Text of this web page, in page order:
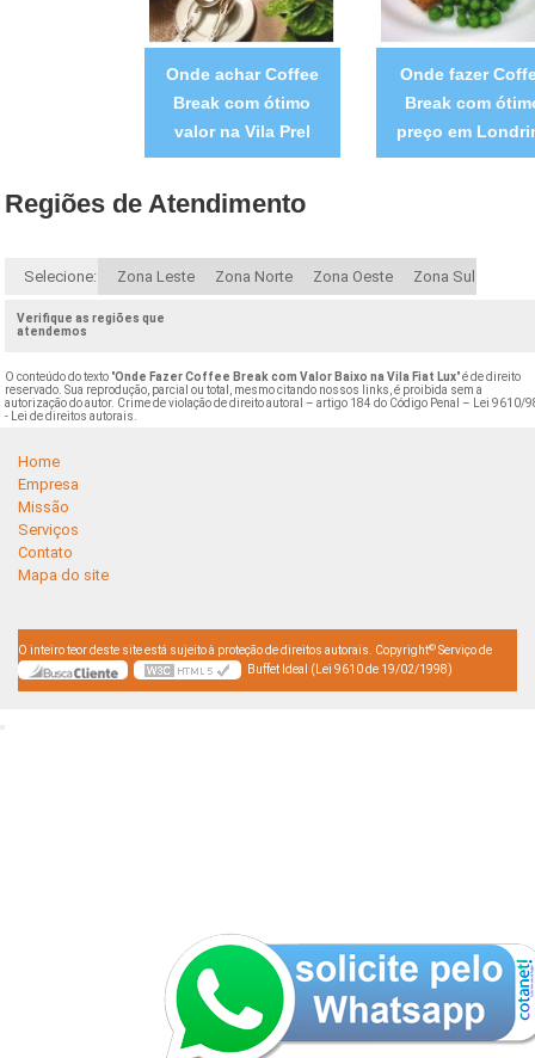
Onde achar Coffee
Break com ótimo
valor na Vila Prel
Onde fazer
Break com
preço em
Regiões de Atendimento
Selecione: Zona Leste Zona Norte Zona Oeste Zona Sul
Verifique as regiões que
atendemos
O conteúdo do texto "Onde Fazer Coffee Break com Valor Baixo na Vila Fiat Lux" é de direito
reservado. Sua reprodução, parcial ou total, mesmo citando nossos links, é proibida sem a
autorização do autor. Crime de violação de direito autoral – artigo 184 do Código Penal –
Lei 9610/
- Lei de direitos autorais
Home
Empresa
Missão
Serviços
Contato
Mapa do site
O inteiro teor deste site está sujeito à proteção de direitos autorais. Copyright© Serviço de
Buffet Ideal (Lei 9610 de 19/02/1998)